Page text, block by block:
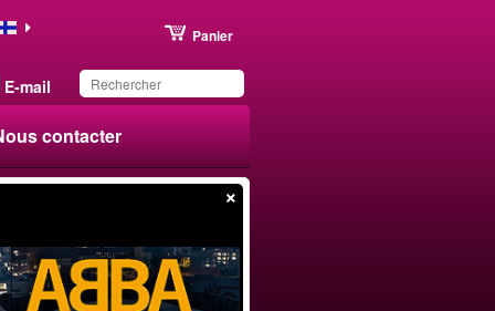
E-mail
Panier
contacter
liste.
×